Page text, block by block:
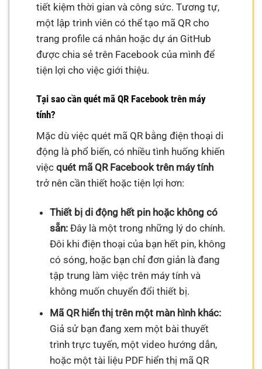
tiết kiệm thời gian và công sức. Tương tự,
một lập trình viên có thể tạo mã QR cho
trang profile cá nhân hoặc dự án GitHub
được chia sẻ trên Facebook của mình để
tiện lợi cho việc giới thiệu.
Tại sao cần quét mã QR Facebook trên máy
tính?
Mặc dù việc quét mã QR bằng điện thoại di
động là phổ biến, có nhiều tình huống khiến
việcquét mã QR Facebook trên máy tính
trở nên cần thiết hoặc tiện lợi hơn:
Thiết bị di động hết pin hoặc không có
sẵn:Đây là một trong những lý do chính.
Đôi khi điện thoại của bạn hết pin, không
có sóng, hoặc bạn chỉ đơn giản là đang
tập trung làm việc trên máy tính và
không muốn chuyển đổi thiết bị.
Mã QR hiển thị trên một màn hình khác:
Giả sử bạn đang xem một bài thuyết
trình trực tuyến, một video hướng dẫn,
hoặc một tài liệu PDF hiển thị mã QR